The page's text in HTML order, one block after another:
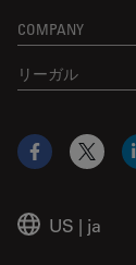
COMPANY
リーガル
US | ja
Facebook
X